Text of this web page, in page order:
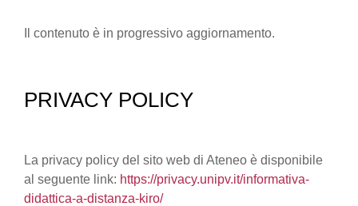
Il contenuto è in progressivo aggiornamento.
PRIVACY POLICY
La privacy policy del sito web di Ateneo è disponibile
al seguente link: https://privacy.unipv.it/informativa-
didattica-a-distanza-kiro/